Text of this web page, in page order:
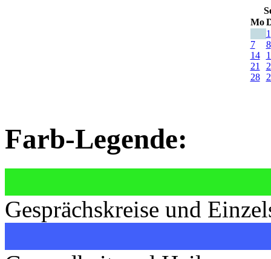
Mo
1
7
8
14
21
28
Farb-Legende:
Gesprächskreise und